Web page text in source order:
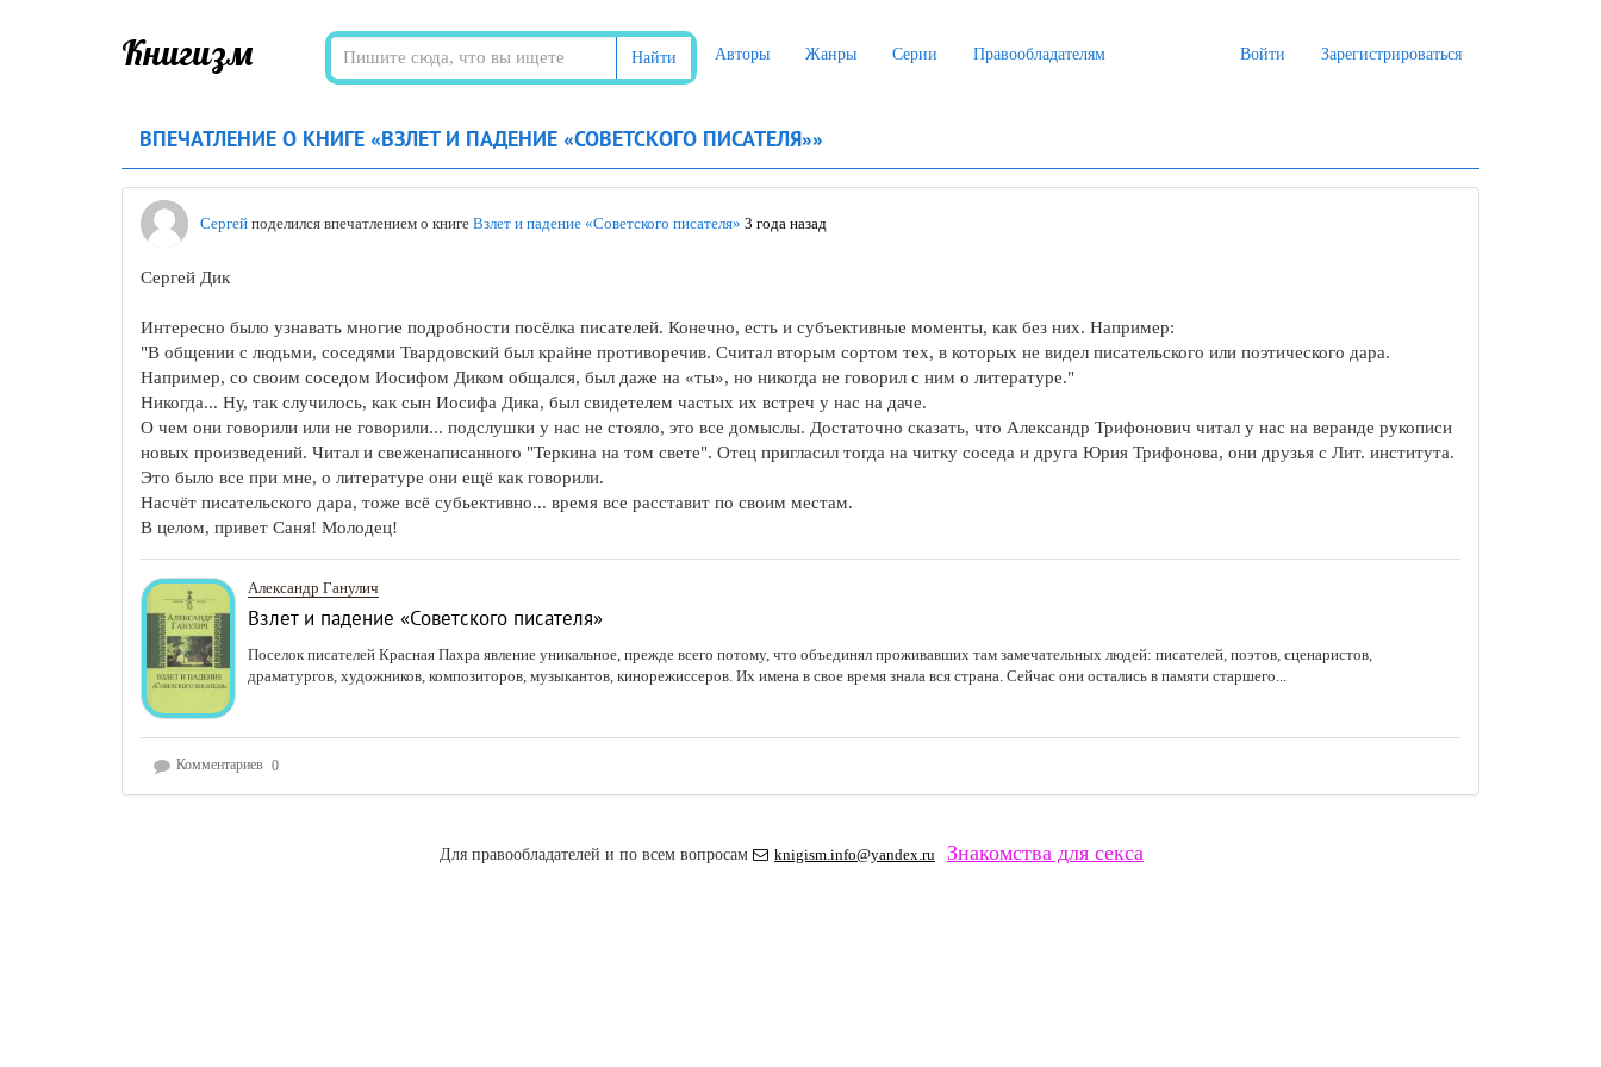
Книгизм Найти Авторы Жанры Серии Правообладателям Войти Зарегистрироваться
ВПЕЧАТЛЕНИЕ О КНИГЕ «ВЗЛЕТ И ПАДЕНИЕ «СОВЕТСКОГО ПИСАТЕЛЯ»»
Сергей поделился впечатлением о книге Взлет и падение «Советского писателя» 3 года назад
Сергей Дик
Интересно было узнавать многие подробности посёлка писателей. Конечно, есть и субъективные моменты, как без них. Например:
"В общении с людьми, соседями Твардовский был крайне противоречив. Считал вторым сортом тех, в которых не видел писательского или поэтического дара.
Например, со своим соседом Иосифом Диком общался, был даже на «ты», но никогда не говорил с ним о литературе."
Никогда... Ну, так случилось, как сын Иосифа Дика, был свидетелем частых их встреч у нас на даче.
О чем они говорили или не говорили... подслушки у нас не стояло, это все домыслы. Достаточно сказать, что Александр Трифонович читал у нас на веранде рукописи
новых произведений. Читал и свеженаписанного "Теркина на том свете". Отец пригласил тогда на читку соседа и друга Юрия Трифонова, они друзья с Лит. института.
Это было все при мне, о литературе они ещё как говорили.
Насчёт писательского дара, тоже всё субьективно... время все расставит по своим местам.
В целом, привет Саня! Молодец!
Александр Ганулич
Взлет и падение «Советского писателя»
Поселок писателей Красная Пахра явление уникальное, прежде всего потому, что объединял проживавших там замечательных людей: писателей, поэтов, сценаристов,
драматургов, художников, композиторов, музыкантов, кинорежиссеров. Их имена в свое время знала вся страна. Сейчас они остались в памяти старшего...
Комментариев 0
Для правообладателей и по всем вопросам knigism.info@yandex.ru Знакомства для секса